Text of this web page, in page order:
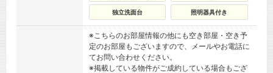
独立洗面台 照明器具付き
※こちらのお部屋情報の他にも空き部屋・空き予
定のお部屋もございますので、メールやお電話に
てお問い合わせください。
※掲載している物件がご成約している場合もござ